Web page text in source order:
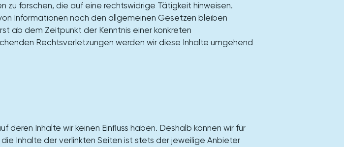
forschen, die auf eine rechtswidrige Tätigkeit hinweisen.
Informationen nach den allgemeinen Gesetzen bleiben
ab dem Zeitpunkt der Kenntnis einer konkreten
Rechtsverletzungen werden wir diese Inhalte umgehend
Inhalte wir keinen Einfluss haben. Deshalb können wir für
Inhalte der verlinkten Seiten ist stets der jeweilige Anbieter